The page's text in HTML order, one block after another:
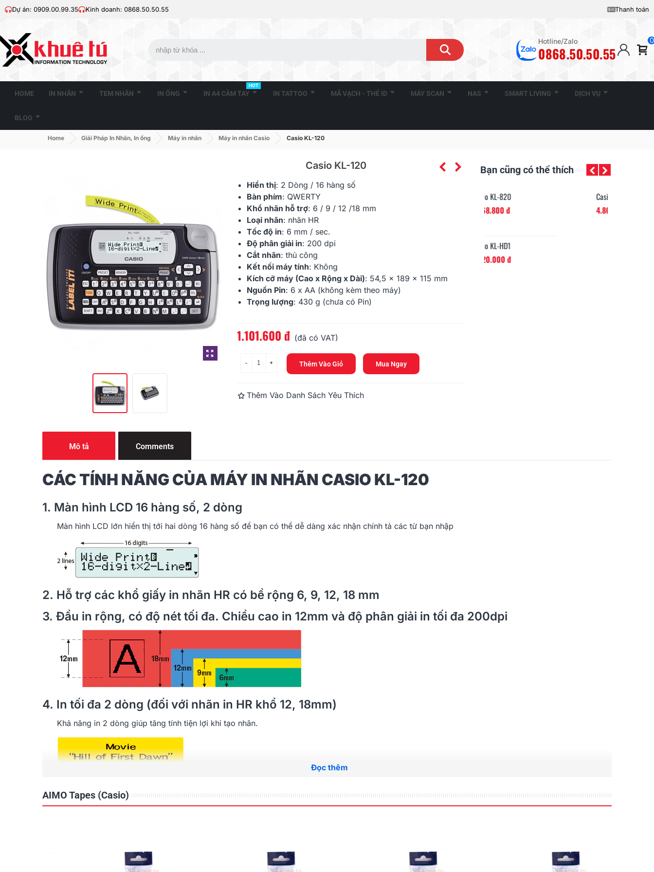
Dự án: 0909.00.99.35 Kinh doanh: 0868.50.50.55 Thanh toán
Hotline/Zalo
0868.50.50.55
0
HOME IN NHÃN TEM NHÃN IN ỐNG IN A4 CẦM TAY
HOT
IN TATTOO MÃ VẠCH - THẺ ID MÁY SCAN NAS SMART LIVING DỊCH VỤ
BLOG
Home Giải Pháp In Nhãn, In ống Máy in nhãn Máy in nhãn Casio Casio KL-120
Casio KL-120
Hiển thị: 2 Dòng / 16 hàng số
Bàn phím: QWERTY
Khổ nhãn hỗ trợ: 6 / 9 / 12 /18 mm
Loại nhãn: nhãn HR
Tốc độ in: 6 mm / sec.
Độ phân giải in: 200 dpi
Cắt nhãn: thủ công
Kết nối máy tính: Không
Kích cỡ máy (Cao x Rộng x Dài): 54,5 x 189 x 115 mm
Nguồn Pin: 6 x AA (không kèm theo máy)
Trọng lượng: 430 g (chưa có Pin)
Đọc thêm
1.101.600 đ (đã có VAT)
- + Thêm Vào Giỏ Mua Ngay
Thêm Vào Danh Sách Yêu Thích
Bạn cũng có thể thích
Casio KL-60
896.400 đ
Casio KL-130
1.414.800 đ
Mô tả Comments
CÁC TÍNH NĂNG CỦA MÁY IN NHÃN CASIO KL-120
1. Màn hình LCD 16 hàng số, 2 dòng
Màn hình LCD lớn hiển thị tới hai dòng 16 hàng số để bạn có thể dễ dàng xác nhận chính tả các từ bạn nhập
2. Hỗ trợ các khổ giấy in nhãn HR có bề rộng 6, 9, 12, 18 mm
3. Đầu in rộng, có độ nét tối đa. Chiều cao in 12mm và độ phân giải in tối đa 200dpi
4. In tối đa 2 dòng (đối với nhãn in HR khổ 12, 18mm)
Khả năng in 2 dòng giúp tăng tính tiện lợi khi tạo nhãn.
Phông chữ cài sẵn: Sans-serif
Đọc thêm
AIMO Tapes (Casio)